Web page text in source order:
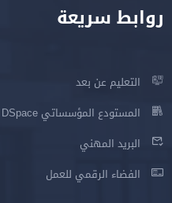
روابط سريعة
التعليم عن بعد
المستودع المؤسساتي DSpace
البريد المهني
الفضاء الرقمي للعمل